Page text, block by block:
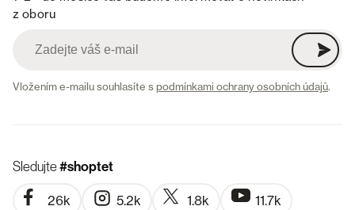
z oboru
Vložením e-mailu souhlasíte spodmínkami ochrany osobních údajů.
Sledujte#shoptet
26k 5.2k 1.8k 11.7k